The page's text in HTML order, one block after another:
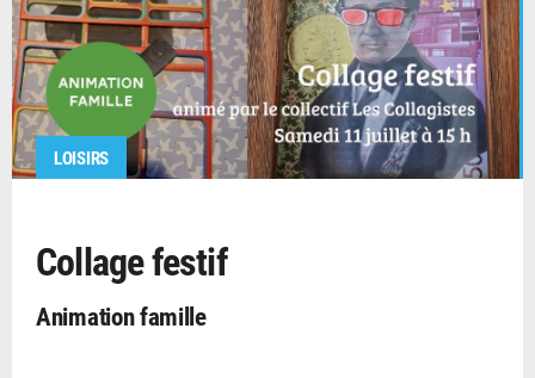
LOISIRS
Collage festif
Animation famille